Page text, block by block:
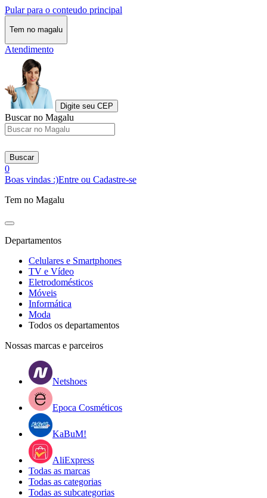
Pular para o conteudo principal
Tem no magalu
Atendimento
Digite seu CEP
Buscar no Magalu
Buscar
0
Boas vindas :)Entre ou Cadastre-se
Tem no Magalu
Departamentos
Celulares e Smartphones
TV e Vídeo
Eletrodomésticos
Móveis
Informática
Moda
Todos os departamentos
Nossas marcas e parceiros
Netshoes
Epoca Cosméticos
KaBuM!
AliExpress
Todas as marcas
Todas as categorias
Todas as subcategorias